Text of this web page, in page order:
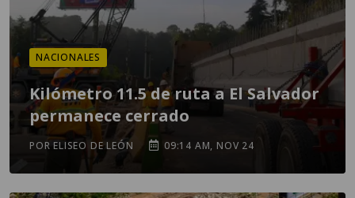
NACIONALES
Kilómetro 11.5 de ruta a El Salvador
permanece cerrado
POR ELISEO DE LEÓN 09:14 AM, NOV 24